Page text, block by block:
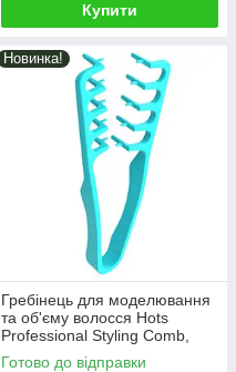
Купити
Новинка!
Гребінець для моделювання
та об'єму волосся Hots
Professional Styling Comb,
бірюзовий (HP3020-TUR)
Готово до відправки